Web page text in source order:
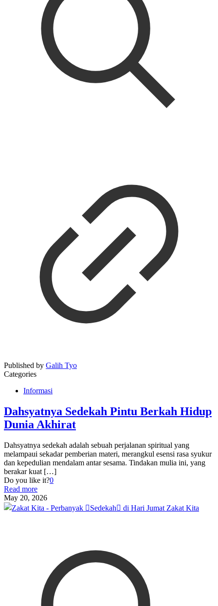
Published by Galih Tyo
Categories
Informasi
Dahsyatnya Sedekah Pintu Berkah Hidup
Dunia Akhirat
Dahsyatnya sedekah adalah sebuah perjalanan spiritual yang
melampaui sekadar pemberian materi, merangkul esensi rasa syukur
dan kepedulian mendalam antar sesama. Tindakan mulia ini, yang
berakar kuat […]
Do you like it?0
Read more
May 20, 2026